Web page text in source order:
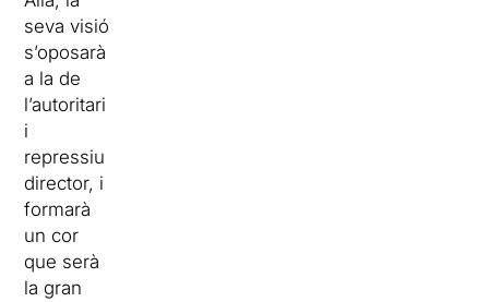
seva visió
s’oposarà
a la de
l’autoritari
i
repressiu
director, i
formarà
un cor
que serà
la gran